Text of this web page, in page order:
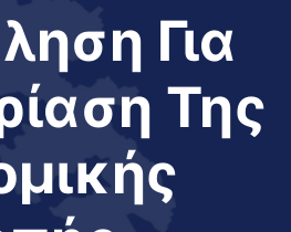
Για
Της